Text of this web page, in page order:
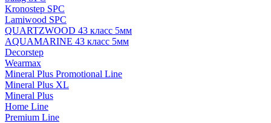
Kronostep SPC
Lamiwood SPC
QUARTZWOOD 43 класс 5мм
AQUAMARINE 43 класс 5мм
Decorstep
Wearmax
Mineral Plus Promotional Line
Mineral Plus XL
Mineral Plus
Home Line
Premium Line